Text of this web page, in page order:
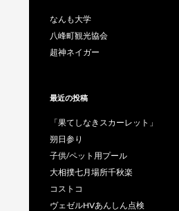
なんも大学
八峰町観光協会
超神ネイガー
最近の投稿
「果てしなきスカーレット」
朔日参り
子供/ペット用プール
大相撲七月場所千秋楽
コストコ
ヴェゼルHVあんしん点検